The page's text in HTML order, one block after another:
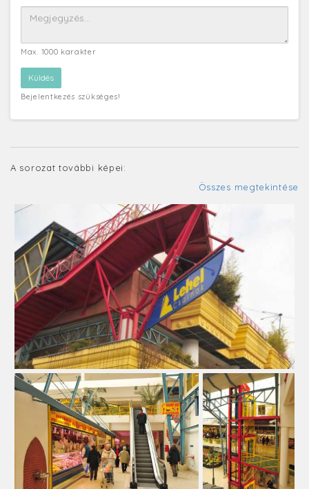
Max. 1000 karakter
Bejelentkezés szükséges!
A sorozat további képei:
Összes megtekintése